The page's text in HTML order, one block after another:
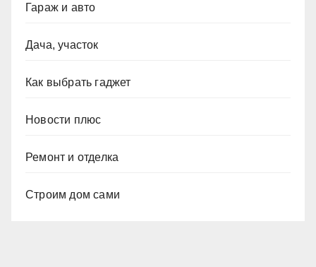
Гараж и авто
Дача, участок
Как выбрать гаджет
Новости плюс
Ремонт и отделка
Строим дом сами